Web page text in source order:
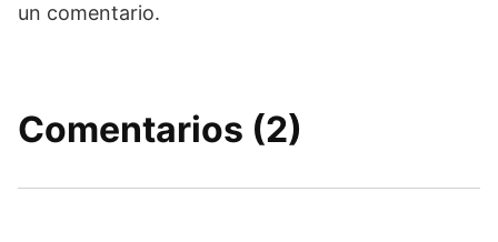
un comentario.
Comentarios (2)